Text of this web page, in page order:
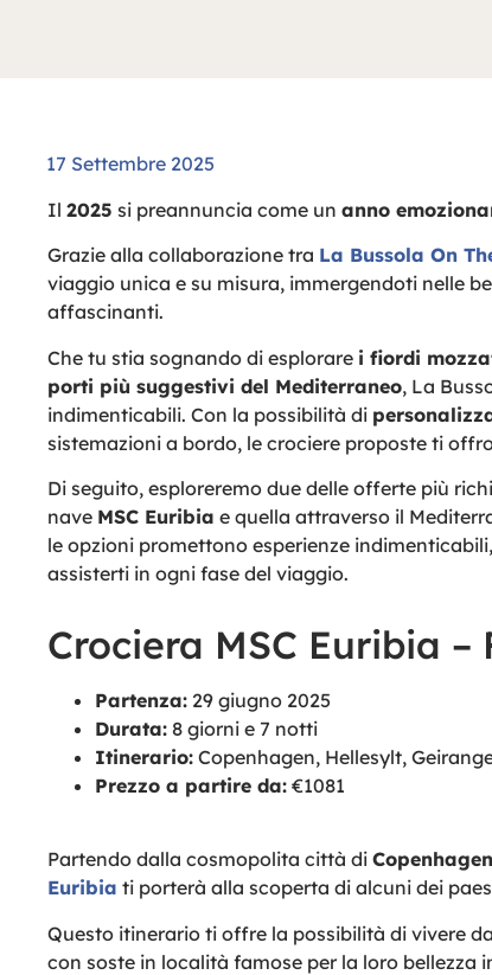
17 Settembre 2025
Il 2025 si preannuncia come un anno
Grazie alla collaborazione tra La Bussola On
viaggio unica e su misura, immergendoti nelle
affascinanti.
Che tu stia sognando di esplorare i fiordi
porti più suggestivi del Mediterraneo, La
indimenticabili. Con la possibilità di
sistemazioni a bordo, le crociere proposte ti
Di seguito, esploreremo due delle offerte più
nave MSC Euribia e quella attraverso il
le opzioni promettono esperienze
assisterti in ogni fase del viaggio.
Crociera MSC Euribia
Partenza: 29 giugno 2025
Durata: 8 giorni e 7 notti
Itinerario: Copenhagen, Hellesylt,
Prezzo a partire da: €1081
Partendo dalla cosmopolita città di Copenhagen
Euribia ti porterà alla scoperta di alcuni dei
Questo itinerario ti offre la possibilità di vivere
con soste in località famose per la loro